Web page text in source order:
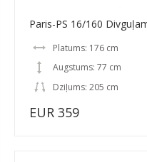
Paris-PS 16/160
Platums: 176 cm
Augstums: 77 cm
Dziļums: 205 cm
EUR 359